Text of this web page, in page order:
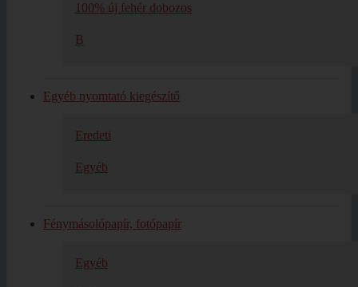
100% új fehér dobozos
B
Egyéb nyomtató kiegészítő
Eredeti
Egyéb
Fénymásolópapír, fotópapír
Egyéb